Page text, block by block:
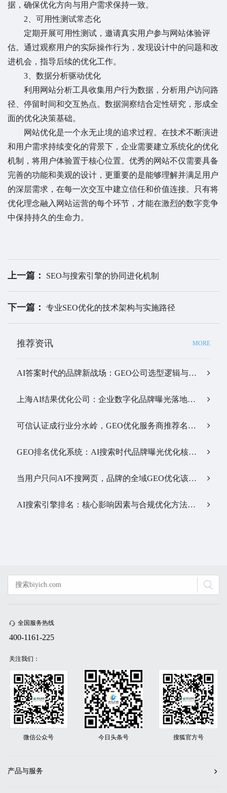
据，确保优化方向与用户需求保持一致。
2、可用性测试常态化
定期开展可用性测试，邀请真实用户参与网站体验评
估。通过观察用户的实际操作行为，发现设计中的问题和改
进机会，指导后续的优化工作。
3、数据分析驱动优化
利用网站分析工具收集用户行为数据，分析用户访问路
径、停留时间和交互热点。数据洞察结合定性研究，形成全
面的优化决策基础。
网站优化是一个永无止境的追求过程。在技术不断演进
和用户需求持续变化的背景下，企业需要建立系统化的优化
机制，将用户体验置于核心位置。优秀的网站不仅需要具备
完善的功能和美观的设计，更重要的是能够理解并满足用户
的深层需求，在每一次交互中建立信任和价值连接。只有将
优化理念融入网站运营的每个环节，才能在激烈的数字竞争
中保持持久的生命力。
上一篇： SEO与搜索引擎的协同进化机制
下一篇： 专业SEO优化的技术架构与实施路径
推荐资讯 MORE
AI答案时代的品牌新战场：GEO公司选型逻辑与实战观察…
上海AI结果优化公司：企业数字化品牌曝光落地全解析…
可信认证成行业分水岭，GEO优化服务商推荐名单有了新答案…
GEO排名优化系统：AI搜索时代品牌曝光优化核心工具…
当用户只问AI不搜网页，品牌的全域GEO优化该交给谁？…
AI搜索引擎排名：核心影响因素与合规优化方法…
全国服务热线
400-1161-225
关注我们：
微信公众号 今日头条号 搜狐官方号
产品与服务